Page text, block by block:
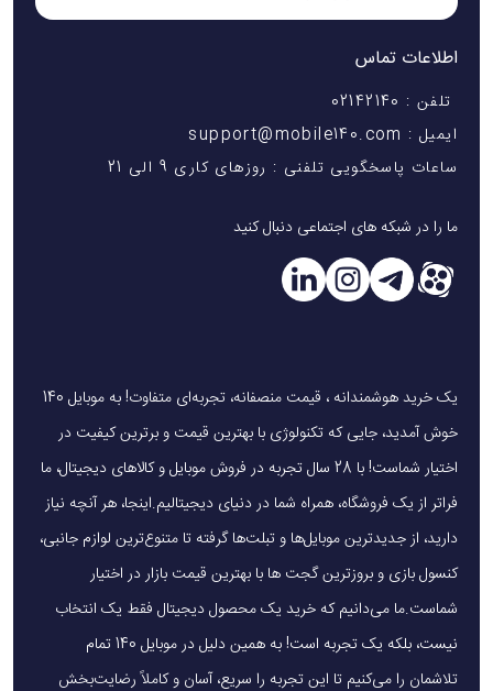
اطلاعات تماس
تلفن : 02142140
ایمیل : support@mobile140.com
ساعات پاسخگویی تلفنی : روزهای کاری 9 الی 21
ما را در شبکه های اجتماعی دنبال کنید
یک خرید هوشمندانه ، قیمت منصفانه، تجربه‌ای متفاوت! به موبایل 140
خوش آمدید، جایی که تکنولوژی با بهترین قیمت و برترین کیفیت در
اختیار شماست! با 28 سال تجربه در فروش موبایل و کالاهای دیجیتال، ما
فراتر از یک فروشگاه، همراه شما در دنیای دیجیتالیم.اینجا، هر آنچه نیاز
دارید، از جدیدترین موبایل‌ها و تبلت‌ها گرفته تا متنوع‌ترین لوازم جانبی،
کنسول بازی و بروزترین گجت ها با بهترین قیمت بازار در اختیار
شماست.ما می‌دانیم که خرید یک محصول دیجیتال فقط یک انتخاب
نیست، بلکه یک تجربه است! به همین دلیل در موبایل 140 تمام
تلاشمان را می‌کنیم تا این تجربه را سریع، آسان و کاملاً رضایت‌بخش